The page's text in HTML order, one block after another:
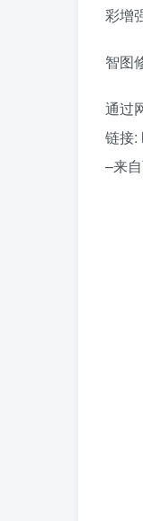
彩增
智图
通过
链接:
–来